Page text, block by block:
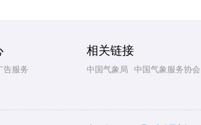
告服务
相关链接
中国气象局 中国气象服务协会